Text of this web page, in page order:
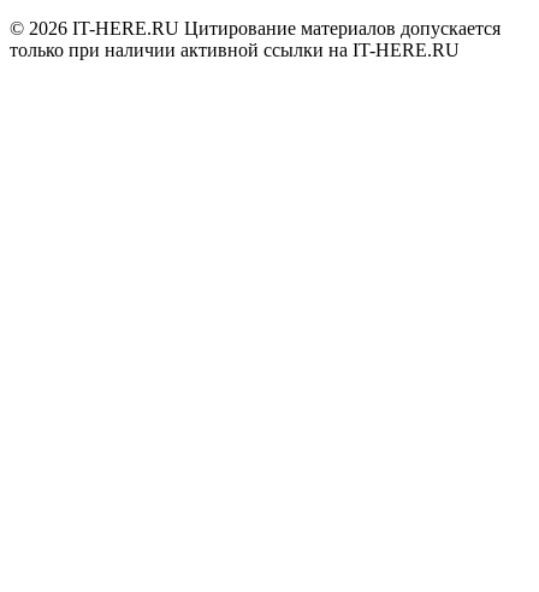
© 2026 IT-HERE.RU Цитирование материалов допускается
только при наличии активной ссылки на IT-HERE.RU